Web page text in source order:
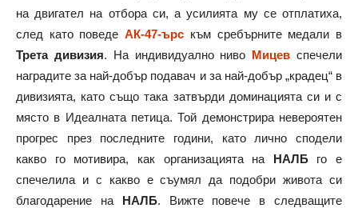
на двигател на отбора си, а усилията му се отплатиха,
след като поведеАК-47-ърс към сребърните медали в
Трета дивизия. На индивидуално ниво Мицев спечели
наградите за най-добър подавач и за най-добър „крадец“ в
дивизията, като също така затвърди доминацията си и с
място в Идеалната петица. Той демонстрира невероятен
прогрес през последните години, като лично сподели
какво го мотивира, как организацията на НАЛБго е
спечелила и с какво е съумял да подобри живота си
благодарение на НАЛБ. Вижте повече в следващите